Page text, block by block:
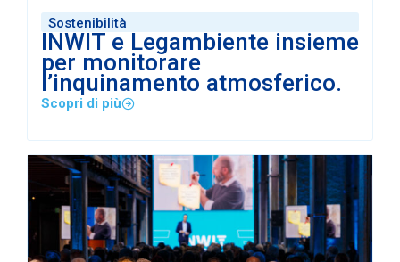
Sostenibilità
INWIT e Legambiente insieme
per monitorare
l’inquinamento atmosferico.
Scopri di più